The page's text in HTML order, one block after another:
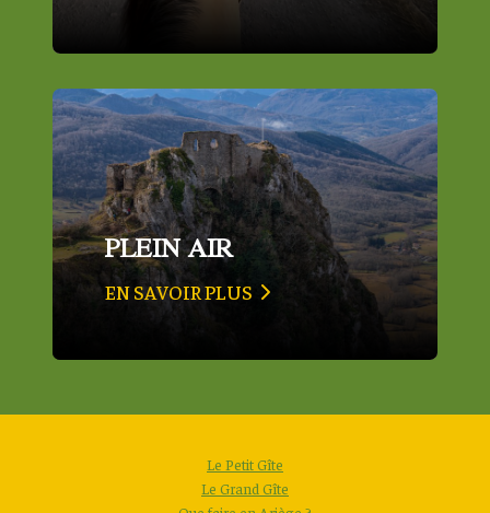
PLEIN AIR
EN SAVOIR PLUS
Le Petit Gîte
Le Grand Gîte